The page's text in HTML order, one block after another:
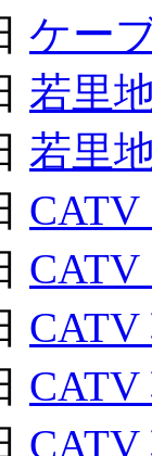
ケー
若里
若里